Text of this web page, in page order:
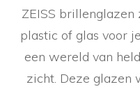
ZEISS
plastic of glas voor
een wereld van
zicht. Deze glazen